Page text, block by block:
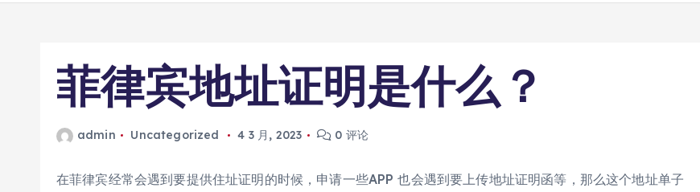
菲律宾地址证明是什么？
admin Uncategorized 4 3 月, 2023 0 评论
在菲律宾经常会遇到要提供住址证明的时候，申请一些APP 也会遇到要上传地址证明函等，那么这个地址单子